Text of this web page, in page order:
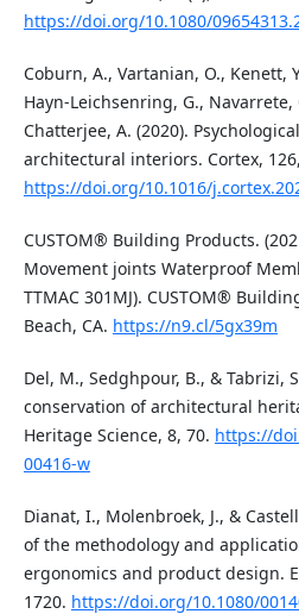
https://doi.org/10.1080/
Coburn, A., Vartanian, O., Kenett,
Hayn-Leichsenring, G., Navarrete,
Chatterjee, A. (2020).
architectural interiors. Cortex,
https://doi.org/10.1016/
CUSTOM® Building Products.
Movement joints Waterproof
TTMAC 301MJ). CUSTOM®
Beach, CA. https://n9.cl/5gx39m
Del, M., Sedghpour, B., & Tabrizi,
conservation of architectural
Heritage Science, 8, 70. https://
00416-w
Dianat, I., Molenbroek, J., &
of the methodology and
ergonomics and product design.
1720. https://doi.org/10.1080/